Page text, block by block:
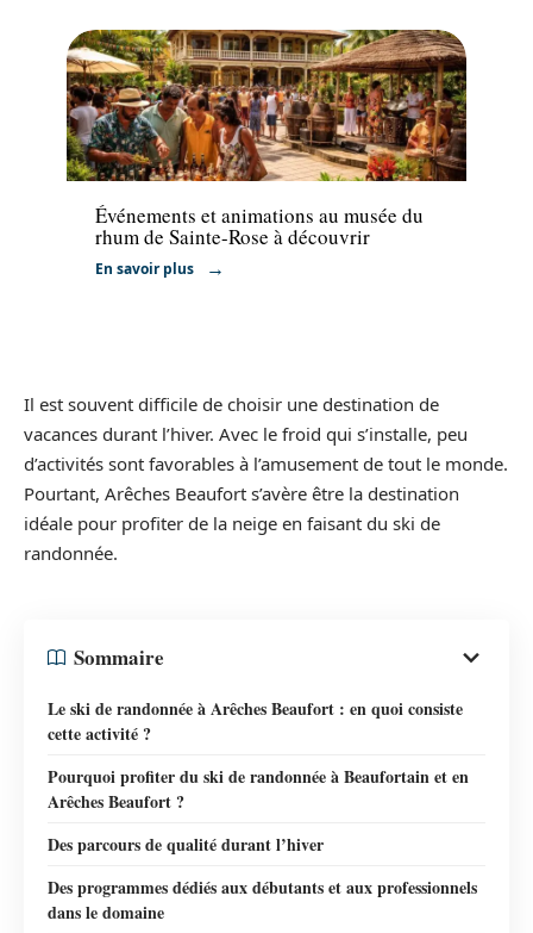
Activités
Événements et animations au musée du
rhum de Sainte-Rose à découvrir
En savoir plus
Il est souvent difficile de choisir une destination de
vacances durant l’hiver. Avec le froid qui s’installe, peu
d’activités sont favorables à l’amusement de tout le monde.
Pourtant, Arêches Beaufort s’avère être la destination
idéale pour profiter de la neige en faisant du ski de
randonnée.
Sommaire
Le ski de randonnée à Arêches Beaufort : en quoi consiste
cette activité ?
Pourquoi profiter du ski de randonnée à Beaufortain et en
Arêches Beaufort ?
Des parcours de qualité durant l’hiver
Des programmes dédiés aux débutants et aux professionnels
dans le domaine